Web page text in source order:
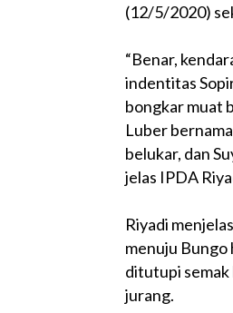
(12/5/2020)
“Benar,
indentitas
bongkar muat
Luber
belukar, dan
jelas IPDA
Riyadi
menuju Bungo
ditutupi
jurang.